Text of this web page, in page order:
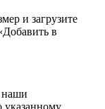
и загрузите
в
наши
указанному